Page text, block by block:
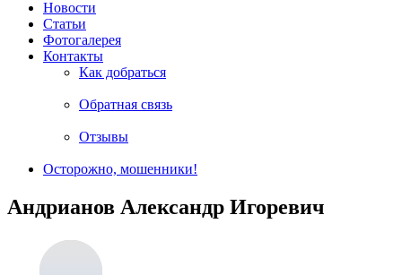
Новости
Статьи
Фотогалерея
Контакты
Как добраться
Обратная связь
Отзывы
Осторожно, мошенники!
Андрианов Александр Игоревич